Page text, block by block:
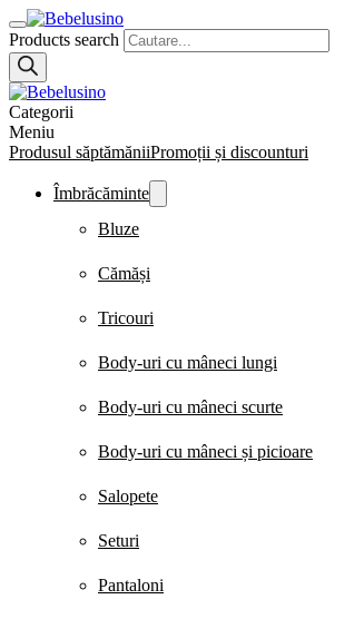
Products search
Categorii
Meniu
Produsul săptămăniiPromoții și discounturi
Îmbrăcăminte
Bluze
Cămăși
Tricouri
Body-uri cu mâneci lungi
Body-uri cu mâneci scurte
Body-uri cu mâneci și picioare
Salopete
Seturi
Pantaloni